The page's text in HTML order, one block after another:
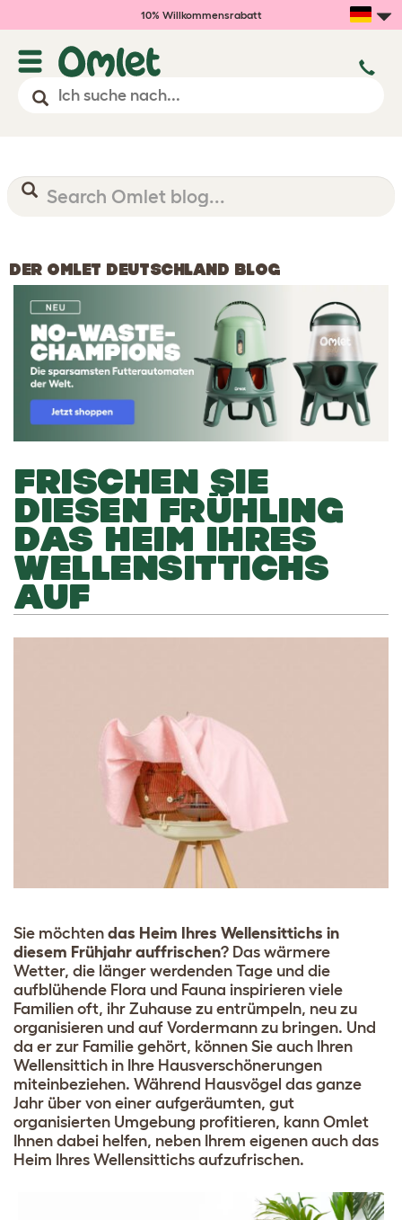
10% Willkommensrabatt
DER OMLET DEUTSCHLAND BLOG
FRISCHEN SIE
DIESEN FRÜHLING
DAS HEIM IHRES
WELLENSITTICHS
AUF
Sie möchten das Heim Ihres Wellensittichs in
diesem Frühjahr auffrischen? Das wärmere
Wetter, die länger werdenden Tage und die
aufblühende Flora und Fauna inspirieren viele
Familien oft, ihr Zuhause zu entrümpeln, neu zu
organisieren und auf Vordermann zu bringen. Und
da er zur Familie gehört, können Sie auch Ihren
Wellensittich in Ihre Hausverschönerungen
miteinbeziehen. Während Hausvögel das ganze
Jahr über von einer aufgeräumten, gut
organisierten Umgebung profitieren, kann Omlet
Ihnen dabei helfen, neben Ihrem eigenen auch das
Heim Ihres Wellensittichs aufzufrischen.